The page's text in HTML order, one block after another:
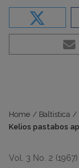
Home / Baltistica /
Kelios pastabos
Vol. 3 No. 2 (1967)